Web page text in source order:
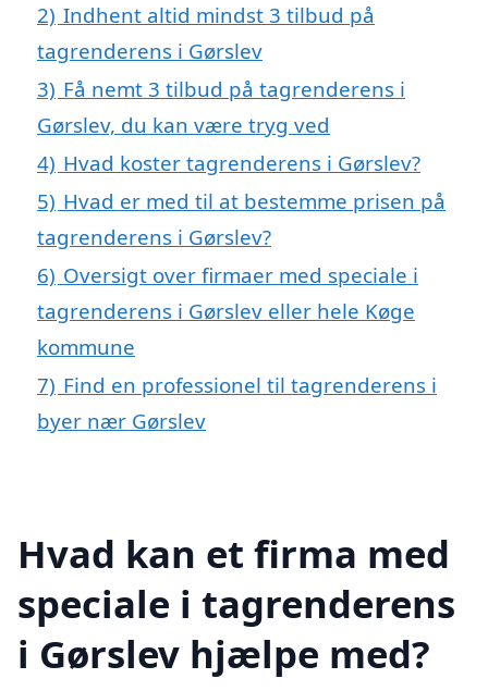
2) Indhent altid mindst 3 tilbud på
tagrenderens i Gørslev
3) Få nemt 3 tilbud på tagrenderens i
Gørslev, du kan være tryg ved
4) Hvad koster tagrenderens i Gørslev?
5) Hvad er med til at bestemme prisen på
tagrenderens i Gørslev?
6) Oversigt over firmaer med speciale i
tagrenderens i Gørslev eller hele Køge
kommune
7) Find en professionel til tagrenderens i
byer nær Gørslev
Hvad kan et firma med
speciale i tagrenderens
i Gørslev hjælpe med?